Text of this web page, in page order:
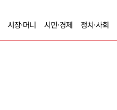
시장·머니 시민·경제 정치·사회